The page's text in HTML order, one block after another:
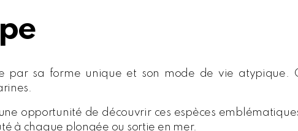
par sa forme unique et son mode de vie atypique.
opportunité de découvrir ces espèces
à chaque plongée ou sortie en mer.